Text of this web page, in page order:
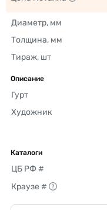
Диаметр, мм
Толщина, мм
Тираж, шт
Описание
Гурт
Художник
Каталоги
ЦБ РФ #
Краузе #